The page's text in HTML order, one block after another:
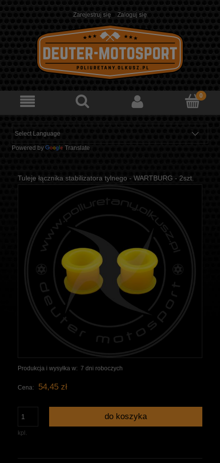
Zarejestruj się Zaloguj się
Powered by Translate
Tuleje łącznika stabilizatora tylnego - WARTBURG - 2szt.
Produkcja i wysyłka w: 7 dni roboczych
Cena: 54,45 zł
kpl.
do koszyka